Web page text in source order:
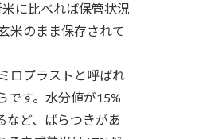
に比べれば保管状況
米のまま保存されて
ロプラストと呼ばれ
です。水分値が15%
など、ばらつきがあ